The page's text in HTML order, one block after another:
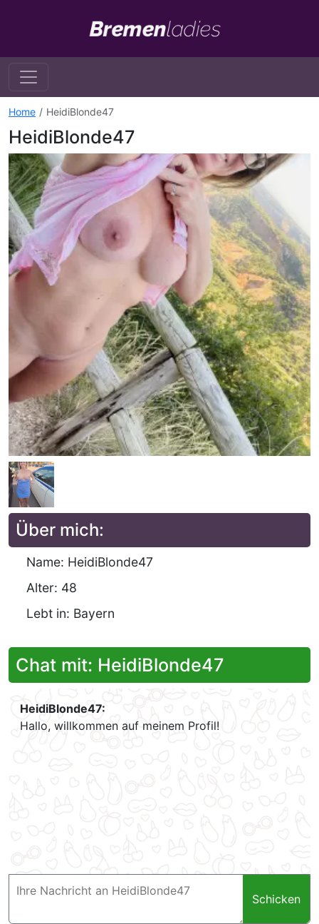
Home HeidiBlonde47
HeidiBlonde47
Über mich:
Name: HeidiBlonde47
Alter: 48
Lebt in: Bayern
Chat mit: HeidiBlonde47
HeidiBlonde47:
Hallo, willkommen auf meinem Profil!
Schicken